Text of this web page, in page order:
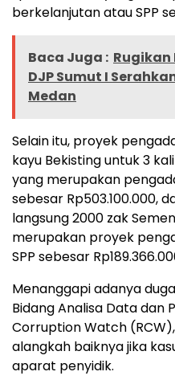
berkelanjutan atau SPP
Baca Juga : Rugikan
DJP Sumut I
Medan
Selain itu, proyek
kayu Bekisting untuk 3
yang merupakan
sebesar Rp503.100.000,
langsung 2000 zak
merupakan proyek
SPP sebesar
Menanggapi adanya
Bidang Analisa Data dan
Corruption Watch
alangkah baiknya jika
aparat penyidik.